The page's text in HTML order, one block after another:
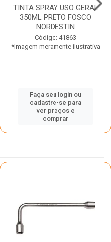
TINTA SPRAY USO GERAL
350ML PRETO FOSCO
NORDESTIN
Código: 41863
*Imagem meramente ilustrativa
Faça seu login ou
cadastre-se para
ver preços e
comprar